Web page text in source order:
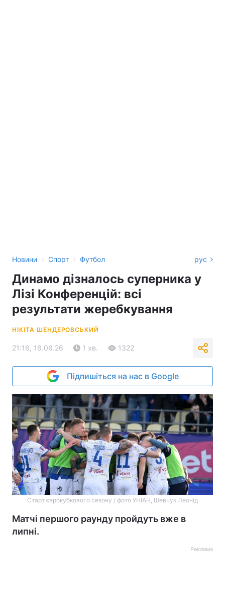
Новини › Спорт › Футбол рус
Динамо дізналось суперника у
Лізі Конференцій: всі
результати жеребкування
НІКІТА ШЕНДЕРОВСЬКИЙ
21:16, 16.06.26 1 хв. 1322
Підпишіться на нас в Google
Старт єврокубкового сезону / фото УНІАН, Шевчук Леонід
Матчі першого раунду пройдуть вже в
липні.
Реклама